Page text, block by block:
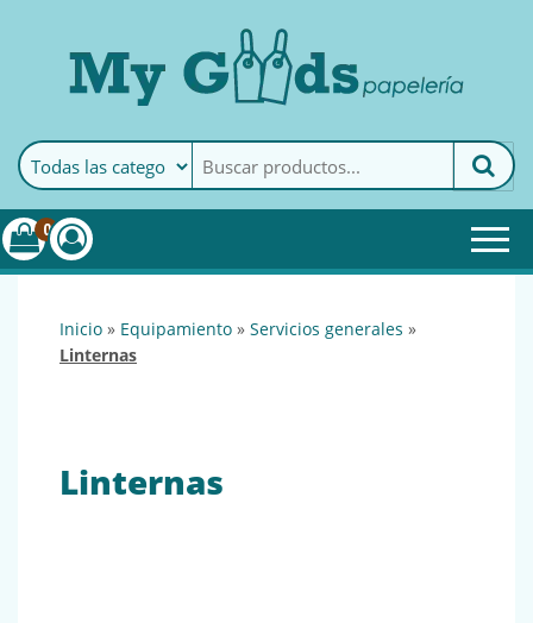
MyGoods · PapeleríaMy Goods es tu papelería
online de confianza. Podrás
encontrar todo lo necesario
0
inicio » equipamiento » servicios generales »
linternas
Linternas